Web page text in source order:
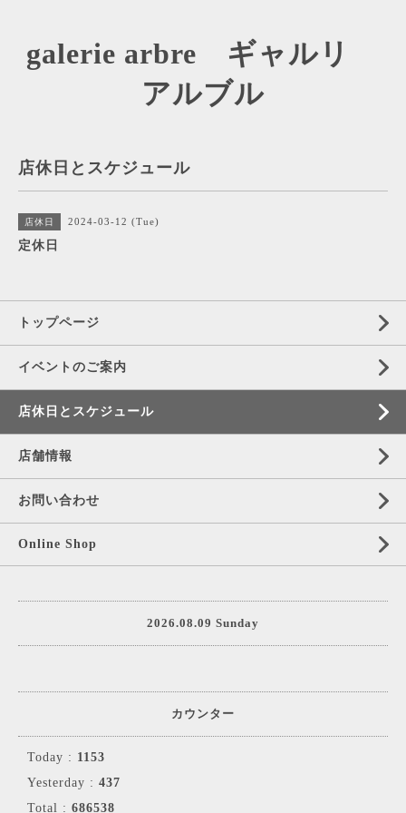
galerie arbre ギャルリ
アルブル
店休日とスケジュール
店休日 2024-03-12 (Tue)
定休日
トップページ
イベントのご案内
店休日とスケジュール
店舗情報
お問い合わせ
Online Shop
2026.08.09 Sunday
カウンター
Today : 1153
Yesterday : 437
Total : 686538